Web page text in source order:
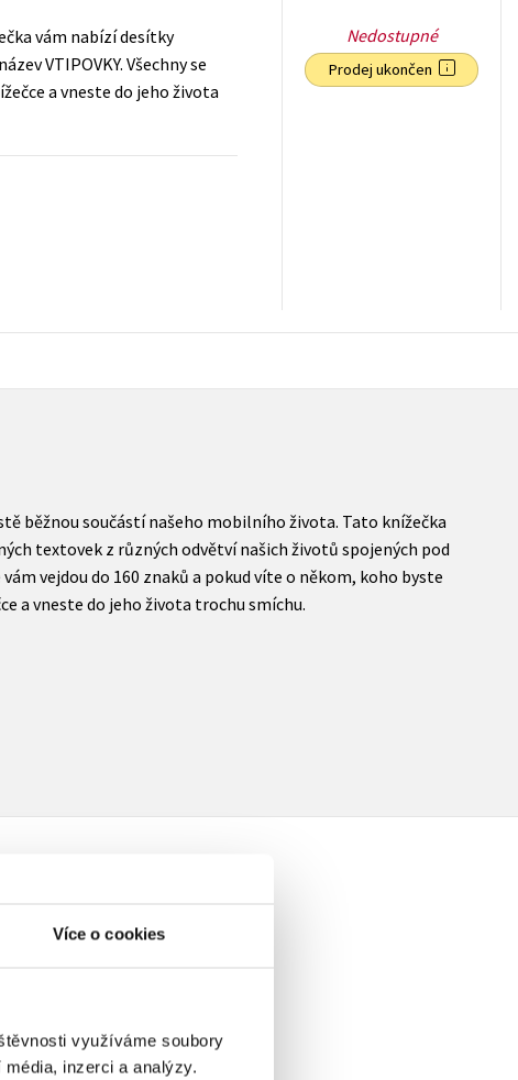
Více o cookies
využíváme soubory
inzerci a analýzy.
vám nabízí desítky
VTIPOVKY. Všechny se
a vneste do jeho života
Nedostupné
Prodej ukončen
běžnou součástí našeho mobilního života. Tato knížečka
textovek z různých odvětví našich životů spojených pod
vám vejdou do 160 znaků a pokud víte o někom, koho byste
a vneste do jeho života trochu smíchu.